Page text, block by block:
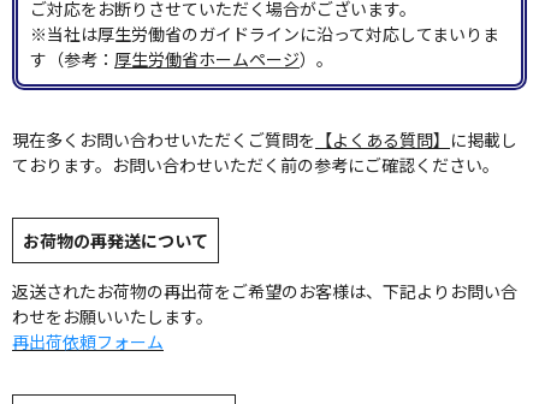
ご対応をお断りさせていただく場合がございます。
※当社は厚生労働省のガイドラインに沿って対応してまいりま
す（参考： 厚生労働省ホームページ）。
現在多くお問い合わせいただくご質問を 【よくある質問】 に掲載し
ております。お問い合わせいただく前の参考にご確認ください。
お荷物の再発送について
返送されたお荷物の再出荷をご希望のお客様は、下記よりお問い合
わせをお願いいたします。
再出荷依頼フォーム